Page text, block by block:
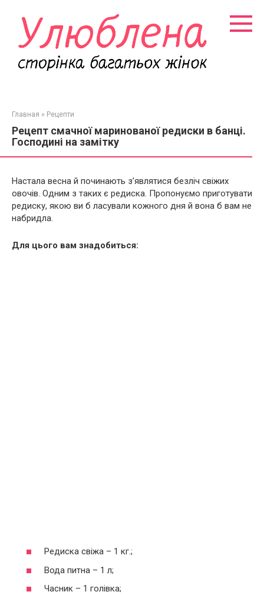
контенту
Главная » Рецепти
Рецепт смачної маринованої редиски в банці.
Господині на замітку
Настала весна й починають з’являтися безліч свіжих
овочів. Одним з таких є редиска. Пропонуємо приготувати
редиску, якою ви б ласували кожного дня й вона б вам не
набридла.
Для цього вам знадобиться:
Редиска свіжа – 1 кг.;
Вода питна – 1 л;
Часник – 1 голівка;